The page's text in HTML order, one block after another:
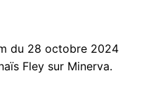
du 28 octobre 2024
Fley sur Minerva.